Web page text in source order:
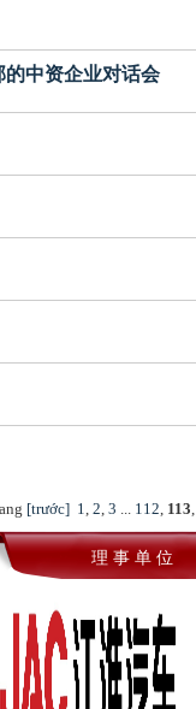
的中资企业对话会
[trước] 1, 2, 3 ... 112, 113,
理 事 单 位